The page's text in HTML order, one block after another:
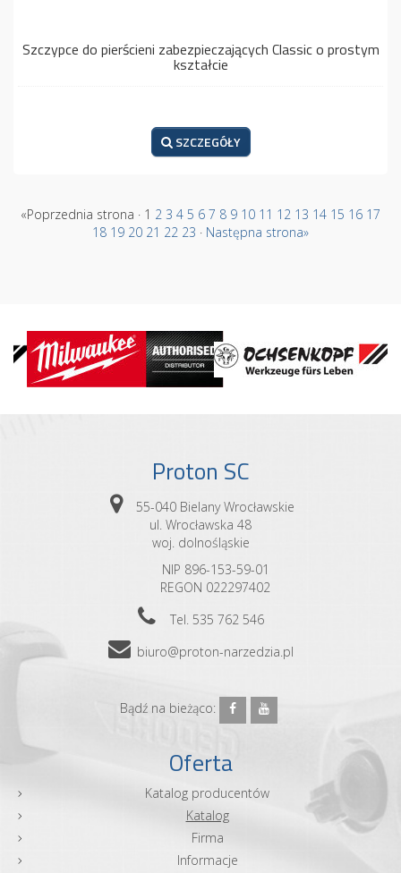
Szczypce do pierścieni zabezpieczających Classic o prostym
kształcie
SZCZEGÓŁY
«Poprzednia strona · 1 2 3 4 5 6 7 8 9 10 11 12 13 14 15 16 17
18 19 20 21 22 23 · Następna strona»
Proton SC
55-040 Bielany Wrocławskie
ul. Wrocławska 48
woj. dolnośląskie
NIP 896-153-59-01
REGON 022297402
Tel. 535 762 546
biuro@proton-narzedzia.pl
Bądź na bieżąco:
Oferta
Katalog producentów
Katalog
Firma
Informacje